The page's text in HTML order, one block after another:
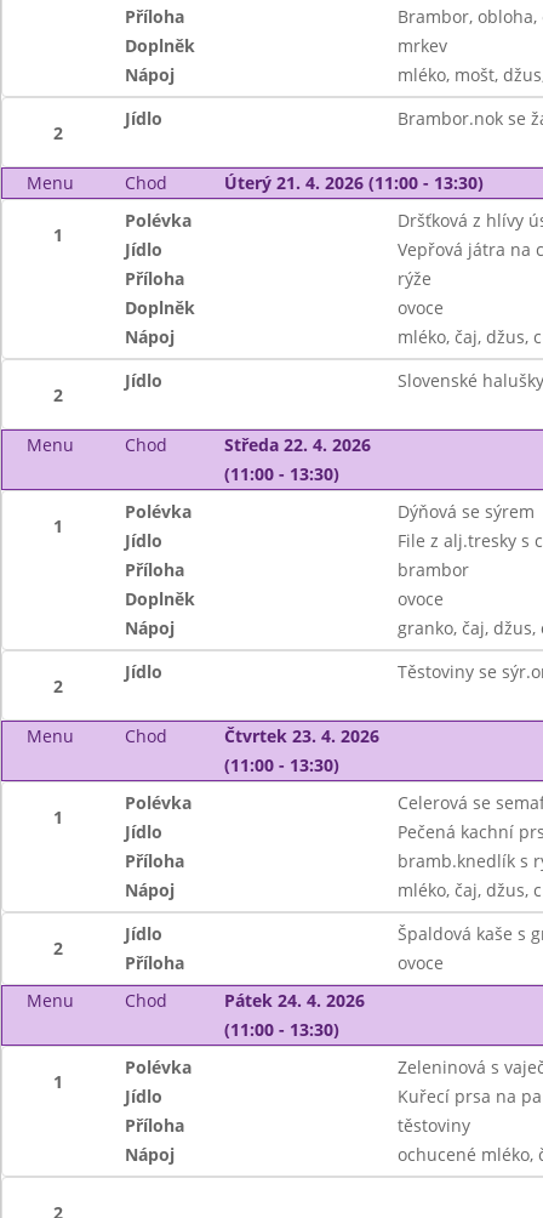
Příloha
Brambor,
Doplněk
mrkev
Nápoj
mléko, mošt,
2
Jídlo Brambor.nok se
Menu Chod Úterý 21. 4. 2026 (11:00 - 13:30)
1
Polévka
Dršťková z hlívy
Jídlo
Vepřová játra na
Příloha
rýže
Doplněk
ovoce
Nápoj
mléko, čaj, džus,
2
Jídlo Slovenské
Menu Chod
Středa 22. 4. 2026
(11:00 - 13:30)
1
Polévka
Dýňová se sýrem
Jídlo
File z alj.tresky s
Příloha
brambor
Doplněk
ovoce
Nápoj
granko, čaj,
2
Jídlo Těstoviny se
Menu Chod
Čtvrtek 23. 4. 2026
(11:00 - 13:30)
1
Polévka
Celerová se
Jídlo
Pečená kachní
Příloha
bramb.knedlík s
Nápoj
mléko, čaj, džus,
2
Jídlo
Špaldová kaše s
Příloha
ovoce
Menu
Chod
Pátek 24. 4. 2026
(11:00 - 13:30)
1
Polévka
Zeleninová s
Jídlo
Kuřecí prsa na
Příloha
těstoviny
Nápoj
ochucené mléko,
2